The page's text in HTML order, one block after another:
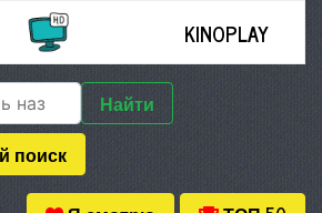
KINOPLAY
Найти
поиск